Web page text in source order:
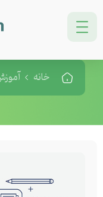
بسته آموزش
انگلیسی در
خانه